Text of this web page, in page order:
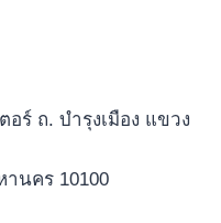
อร์ ถ. บำรุงเมือง แขวง
นคร 10100